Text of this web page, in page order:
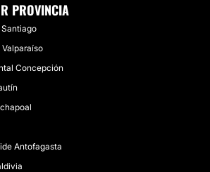
PROVINCIA
Concepción
Antofagasta